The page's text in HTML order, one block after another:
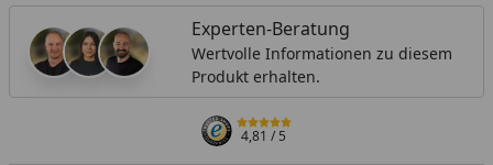
Experten-Beratung
Wertvolle Informationen zu diesem
Produkt erhalten.
4,81/ 5